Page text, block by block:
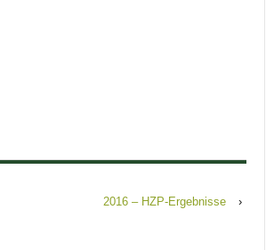
2016 – HZP-Ergebnisse ›